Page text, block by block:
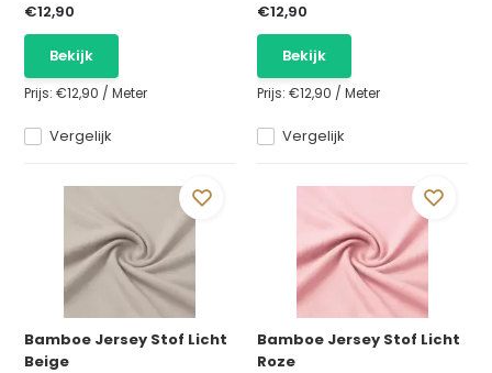
Vergelijk
€12,90
Bekijk
Prijs:€12,90 /Meter
Vergelijk
€12,90
Bekijk
Prijs: €12,90 / Meter
Bamboe Jersey Stof Licht
Beige
Bamboe Jersey Stof Licht
Roze